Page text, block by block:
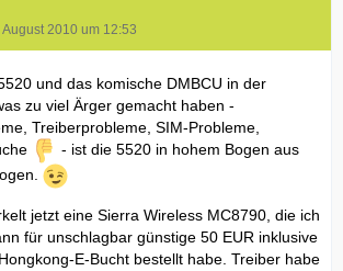
August 2010 um 12:53
und das komische DMBCU in der
zu viel Ärger gemacht haben -
Treiberprobleme, SIM-Probleme,
- ist die 5520 in hohem Bogen aus
jetzt eine Sierra Wireless MC8790, die ich
für unschlagbar günstige 50 EUR inklusive
E-Bucht bestellt habe. Treiber habe